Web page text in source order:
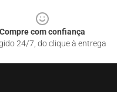
Compre com confiança
24/7, do clique à entrega